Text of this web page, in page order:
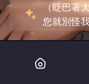
（眨巴著
您就別怪